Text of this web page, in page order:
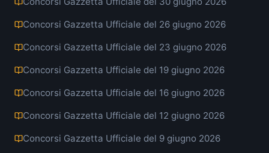
Concorsi Gazzetta Ufficiale del 26 giugno 2026
Concorsi Gazzetta Ufficiale del 23 giugno 2026
Concorsi Gazzetta Ufficiale del 19 giugno 2026
Concorsi Gazzetta Ufficiale del 16 giugno 2026
Concorsi Gazzetta Ufficiale del 12 giugno 2026
Concorsi Gazzetta Ufficiale del 9 giugno 2026